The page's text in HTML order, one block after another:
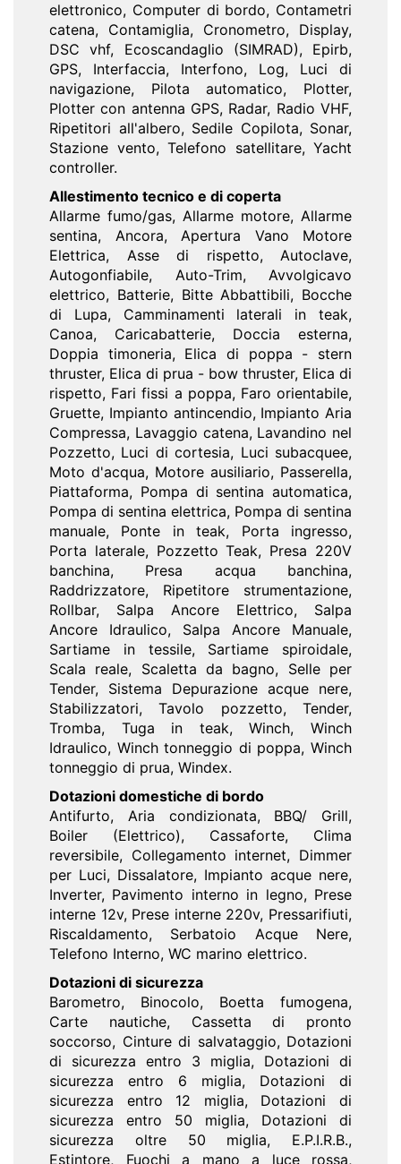
elettronico, Computer di bordo, Contametri
catena, Contamiglia, Cronometro, Display,
DSC vhf, Ecoscandaglio (SIMRAD), Epirb,
GPS, Interfaccia, Interfono, Log, Luci di
navigazione, Pilota automatico, Plotter,
Plotter con antenna GPS, Radar, Radio VHF,
Ripetitori all'albero, Sedile Copilota, Sonar,
Stazione vento, Telefono satellitare, Yacht
controller.
Allestimento tecnico e di coperta
Allarme fumo/gas, Allarme motore, Allarme
sentina, Ancora, Apertura Vano Motore
Elettrica, Asse di rispetto, Autoclave,
Autogonfiabile, Auto-Trim, Avvolgicavo
elettrico, Batterie, Bitte Abbattibili, Bocche
di Lupa, Camminamenti laterali in teak,
Canoa, Caricabatterie, Doccia esterna,
Doppia timoneria, Elica di poppa - stern
thruster, Elica di prua - bow thruster, Elica di
rispetto, Fari fissi a poppa, Faro orientabile,
Gruette, Impianto antincendio, Impianto Aria
Compressa, Lavaggio catena, Lavandino nel
Pozzetto, Luci di cortesia, Luci subacquee,
Moto d'acqua, Motore ausiliario, Passerella,
Piattaforma, Pompa di sentina automatica,
Pompa di sentina elettrica, Pompa di sentina
manuale, Ponte in teak, Porta ingresso,
Porta laterale, Pozzetto Teak, Presa 220V
banchina, Presa acqua banchina,
Raddrizzatore, Ripetitore strumentazione,
Rollbar, Salpa Ancore Elettrico, Salpa
Ancore Idraulico, Salpa Ancore Manuale,
Sartiame in tessile, Sartiame spiroidale,
Scala reale, Scaletta da bagno, Selle per
Tender, Sistema Depurazione acque nere,
Stabilizzatori, Tavolo pozzetto, Tender,
Tromba, Tuga in teak, Winch, Winch
Idraulico, Winch tonneggio di poppa, Winch
tonneggio di prua, Windex.
Dotazioni domestiche di bordo
Antifurto, Aria condizionata, BBQ/ Grill,
Boiler (Elettrico), Cassaforte, Clima
reversibile, Collegamento internet, Dimmer
per Luci, Dissalatore, Impianto acque nere,
Inverter, Pavimento interno in legno, Prese
interne 12v, Prese interne 220v, Pressarifiuti,
Riscaldamento, Serbatoio Acque Nere,
Telefono Interno, WC marino elettrico.
Dotazioni di sicurezza
Barometro, Binocolo, Boetta fumogena,
Carte nautiche, Cassetta di pronto
soccorso, Cinture di salvataggio, Dotazioni
di sicurezza entro 3 miglia, Dotazioni di
sicurezza entro 6 miglia, Dotazioni di
sicurezza entro 12 miglia, Dotazioni di
sicurezza entro 50 miglia, Dotazioni di
sicurezza oltre 50 miglia, E.P.I.R.B.,
Estintore, Fuochi a mano a luce rossa,